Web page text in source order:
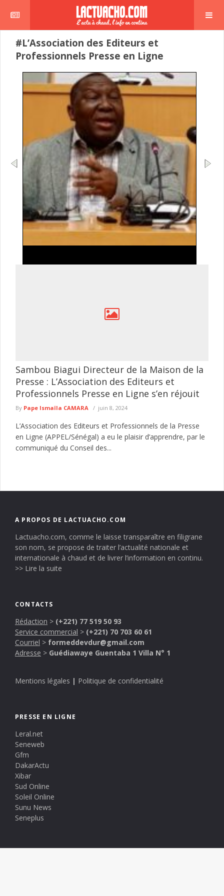
#L’Association des Editeurs et
Professionnels Presse en Ligne
Sambou Biagui Directeur de la Maison de la
Presse : L’Association des Editeurs et
Professionnels Presse en Ligne s’en réjouit
By Pape Ismaïla CAMARA juin 8, 2024
L’Association des Editeurs et Professionnels de la Presse
en Ligne (APPEL/Sénégal) a eu le plaisir d’apprendre, par le
communiqué du Conseil des...
A PROPOS DE LACTUACHO.COM
Lactuacho.com, comme le laisse transparaître en filigrane
son nom, se propose de traiter l’actualité nationale et
internationale à chaud et de livrer l’information en continu.
>> Lire la suite
CONTACTS
Rédaction > (+221) 77 519 50 93
Service commercial > (+221) 70 703 60 61
Courriel > formeddevdur@gmail.com
Adresse > Guédiawaye Guentaba 1 Villa N° 1
Mentions légales | Politique de confidentialité
PRESSE EN LIGNE
Leral.net
Seneweb
Gfm
DakarActu
Xibar
Sud Online
Soleil Online
Sunu News
Seneplus